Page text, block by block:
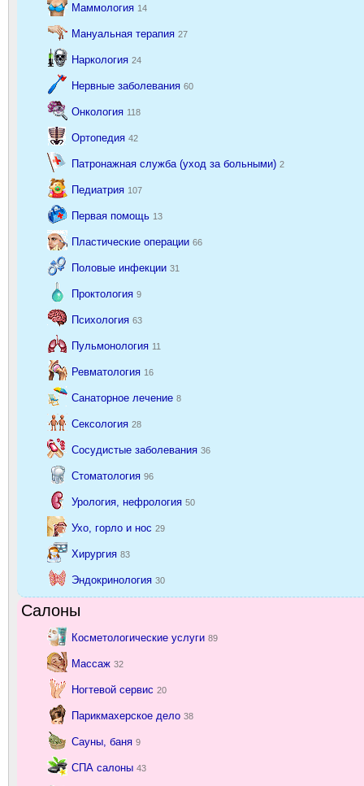
Маммология 14
Мануальная терапия 27
Наркология 24
Нервные заболевания 60
Онкология 118
Ортопедия 42
Патронажная служба (уход за больными) 2
Педиатрия 107
Первая помощь 13
Пластические операции 66
Половые инфекции 31
Проктология 9
Психология 63
Пульмонология 11
Ревматология 16
Санаторное лечение 8
Сексология 28
Сосудистые заболевания 36
Стоматология 96
Урология, нефрология 50
Ухо, горло и нос 29
Хирургия 83
Эндокринология 30
Салоны
Косметологические услуги 89
Массаж 32
Ногтевой сервис 20
Парикмахерское дело 38
Сауны, баня 9
СПА салоны 43